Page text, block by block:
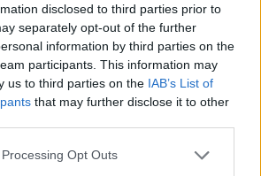
disclosed to third parties prior to
separately opt-out of the further
information by third parties on the
participants. This information may
us to third parties on the IAB’s List of
that may further disclose it to other
Opt Outs
verbugt: -Umzingelt (Fyeborough):
Hat man ihn gefunden und klickt ihn
abgeschlossen.
(Fyeborough): Sammle 80 Waren
alle Dämonen gekillt, keine einzige